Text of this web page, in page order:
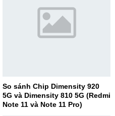
So sánh Chip Dimensity 920
5G và Dimensity 810 5G (Redmi
Note 11 và Note 11 Pro)